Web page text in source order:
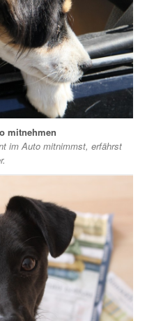
mitnehmen
im Auto mitnimmst, erfährst